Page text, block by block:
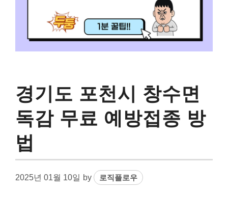
경기도 포천시 창수면
독감 무료 예방접종 방
법
2025년 01월 10일 by 로직플로우